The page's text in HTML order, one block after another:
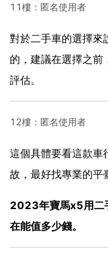
11樓：匿名使用者
對於二手車的選擇來
的，建議在選擇之前
評估。
12樓：匿名使用者
這個具體要看這款車
故，最好找專業的平
2023年寶馬x5用二
在能值多少錢。